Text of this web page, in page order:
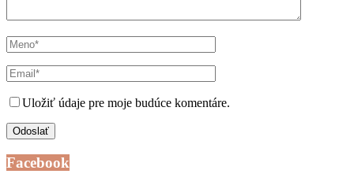
Uložiť údaje pre moje budúce komentáre.
Facebook